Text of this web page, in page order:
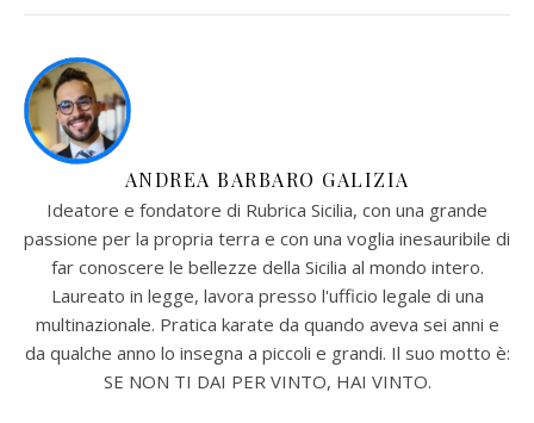
ANDREA BARBARO GALIZIA
Ideatore e fondatore di Rubrica Sicilia, con una grande
passione per la propria terra e con una voglia inesauribile di
far conoscere le bellezze della Sicilia al mondo intero.
Laureato in legge, lavora presso l'ufficio legale di una
multinazionale. Pratica karate da quando aveva sei anni e
da qualche anno lo insegna a piccoli e grandi. Il suo motto è:
SE NON TI DAI PER VINTO, HAI VINTO.